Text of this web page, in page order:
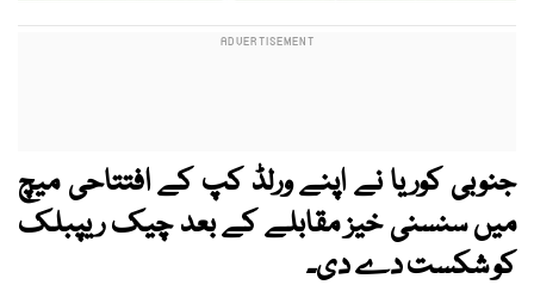
جنوبی کوریا نے اپنے ورلڈ کپ کے افتتاحی میچ
میں سنسنی خیز مقابلے کے بعد چیک ریپبلک
کو شکست دے دی۔